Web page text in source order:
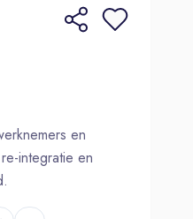
en
integratie en